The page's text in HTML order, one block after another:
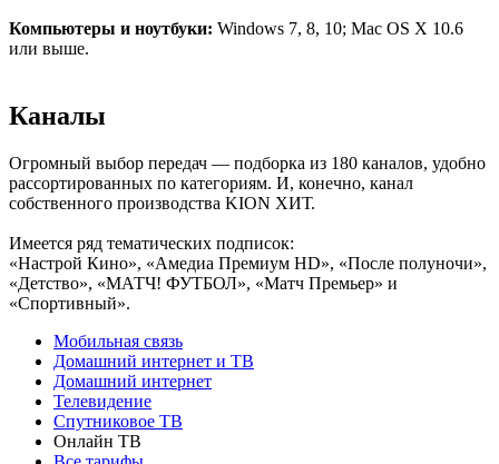
Компьютеры и ноутбуки: Windows 7, 8, 10; Mac OS X 10.6
или выше.
Каналы
Огромный выбор передач — подборка из 180 каналов, удобно
рассортированных по категориям. И, конечно, канал
собственного производства KION ХИТ.
Имеется ряд тематических подписок:
«Настрой Кино», «Амедиа Премиум HD», «После полуночи»,
«Детство», «МАТЧ! ФУТБОЛ», «Матч Премьер» и
«Спортивный».
Мобильная связь
Домашний интернет и ТВ
Домашний интернет
Телевидение
Спутниковое ТВ
Онлайн ТВ